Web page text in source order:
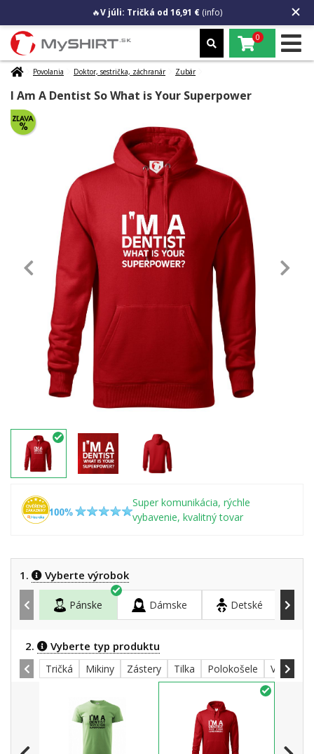
🔥V júli: Tričká od 16,91 € (info)
0
Povolania Doktor, sestrička, záchranár Zubár
I Am A Dentist So What is Your Superpower
Super komunikácia, rýchle
vybavenie, kvalitný tovar
1. Vyberte výrobok
Pánske Dámske Detské
2. Vyberte typ produktu
Tričká Mikiny Zástery Tilka Polokošele Všetky